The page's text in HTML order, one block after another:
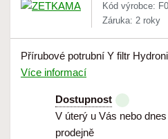
Kód výrobce:
Záruka: 2 roky
Přírubové potrubní Y filtr
Více informací
Dostupnost
V úterý u Vás nebo
prodejně